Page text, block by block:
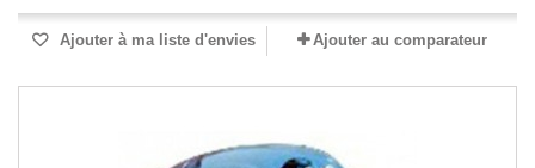
Ajouter à ma liste d'envies Ajouter au comparateur